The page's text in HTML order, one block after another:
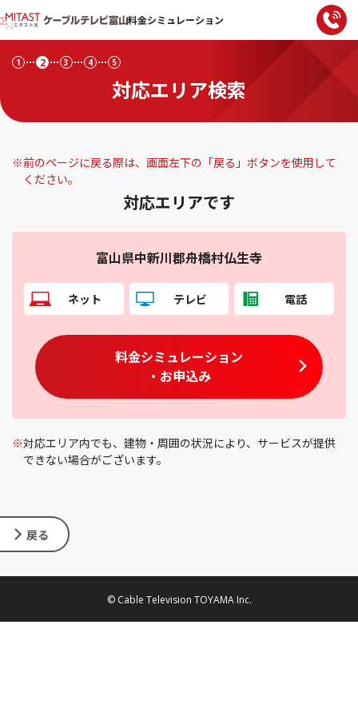
料金シミュレーション
対応エリア検索
1 2 3 4 5
※前のページに戻る際は、画面左下の「戻る」ボタンを使用して
ください。
対応エリアです
富山県中新川郡舟橋村仏生寺
ネット テレビ 電話
料金シミュレーション
・お申込み
※対応エリア内でも、建物・周囲の状況により、サービスが提供
できない場合がございます。
戻る
© Cable Television TOYAMA Inc.